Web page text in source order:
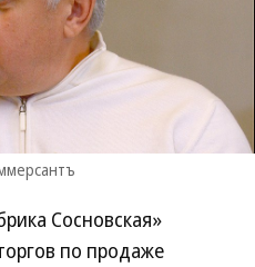
Сосновская»
по продаже